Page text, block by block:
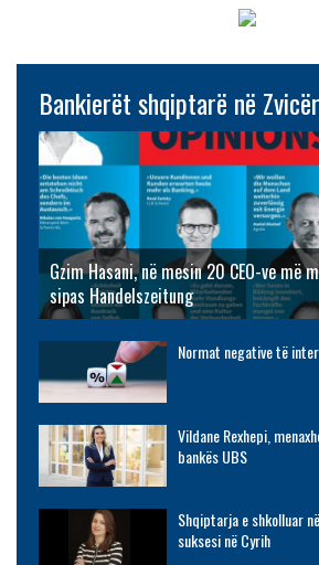
Bankierët shqiptarë në Zvicër
Gzim Hasani, në mesin 20 CEO-ve më
sipas Handelszeitung
Normat negative të
Vildane Rexhepi,
bankës UBS
Shqiptarja e shkolluar
suksesi në Cyrih